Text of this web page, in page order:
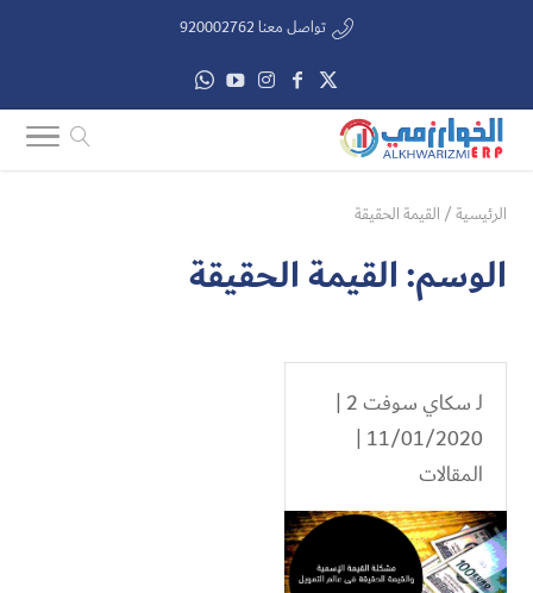
تواصل معنا 920002762
الرئيسية/ القيمة الحقيقة
الوسم:القيمة الحقيقة
لـسكاي سوفت 2
|
11/01/2020 |
المقالات